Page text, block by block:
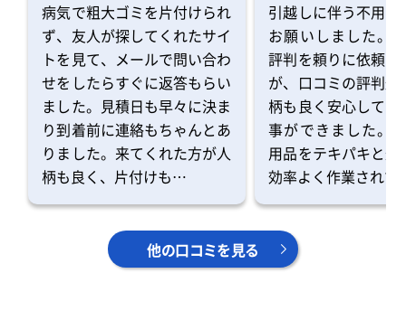
病気で粗大ゴミを片付けられ
ず、友人が探してくれたサイ
トを見て、メールで問い合わ
せをしたらすぐに返答もらい
ました。見積日も早々に決ま
り到着前に連絡もちゃんとあ
りました。来てくれた方が人
柄も良く、片付けも…
引越しに伴う不用品
お願いしました。
評判を頼りに依頼を
が、口コミの評判通
柄も良く安心してお
事ができました。
用品をテキパキと運
効率よく作業され
他の口コミを見る